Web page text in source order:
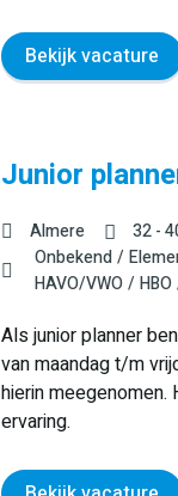
Bekijk vacature
Junior
Almere 32 -
Onbekend
HAVO/VWO
HBO
Als junior planner
van maandag t/m
hierin meegenomen.
ervaring.